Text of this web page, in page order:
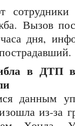
Вызов
дня,
в ДТП
данным
из-за